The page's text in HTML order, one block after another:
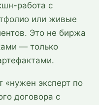
работа с
или живые
Это не биржа
— только
«нужен эксперт по
договора с